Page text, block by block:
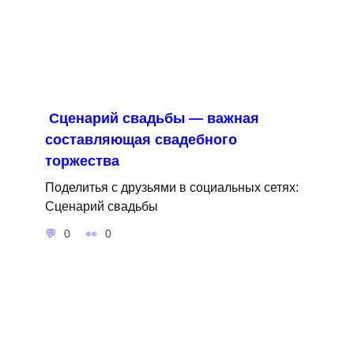
Сценарий свадьбы — важная
составляющая свадебного
торжества
Поделитья с друзьями в социальных сетях:
Сценарий свадьбы
0 0